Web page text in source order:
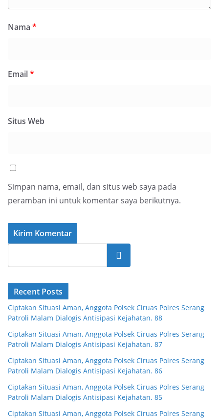
Nama *
Email*
Situs Web
Simpan nama, email, dan situs web saya pada
peramban ini untuk komentar saya berikutnya.
Cari
Recent Posts
Ciptakan Situasi Aman, Anggota Polsek Ciruas Polres Serang
Patroli Malam Dialogis Antisipasi Kejahatan. 88
Ciptakan Situasi Aman, Anggota Polsek Ciruas Polres Serang
Patroli Malam Dialogis Antisipasi Kejahatan. 87
Ciptakan Situasi Aman, Anggota Polsek Ciruas Polres Serang
Patroli Malam Dialogis Antisipasi Kejahatan. 86
Ciptakan Situasi Aman, Anggota Polsek Ciruas Polres Serang
Patroli Malam Dialogis Antisipasi Kejahatan. 85
Ciptakan Situasi Aman, Anggota Polsek Ciruas Polres Serang